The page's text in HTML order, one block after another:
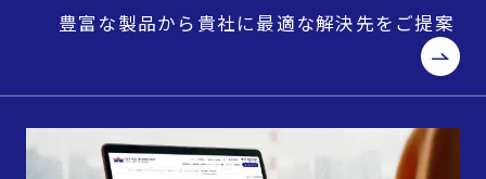
豊富な製品から貴社に最適な解決先をご提案